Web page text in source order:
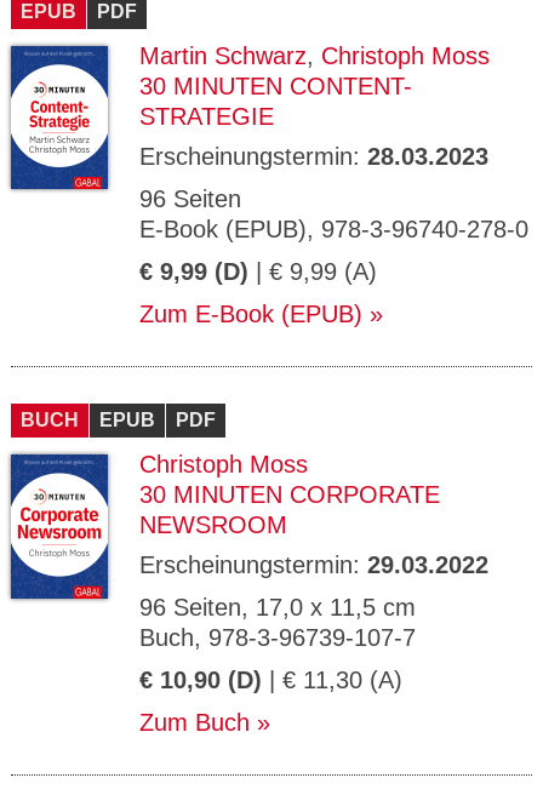
EPUB PDF
Martin Schwarz, Christoph Moss
30 MINUTEN CONTENT-
STRATEGIE
Erscheinungstermin: 28.03.2023
96 Seiten
E-Book (EPUB), 978-3-96740-278-0
€ 9,99 (D) | € 9,99 (A)
Zum E-Book (EPUB)
BUCH EPUB PDF
Christoph Moss
30 MINUTEN CORPORATE
NEWSROOM
Erscheinungstermin: 29.03.2022
96 Seiten, 17,0 x 11,5 cm
Buch, 978-3-96739-107-7
€ 10,90 (D) | € 11,30 (A)
Zum Buch